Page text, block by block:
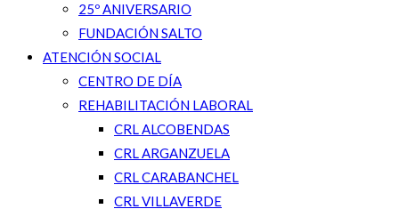
25º ANIVERSARIO
FUNDACIÓN SALTO
ATENCIÓN SOCIAL
CENTRO DE DÍA
REHABILITACIÓN LABORAL
CRL ALCOBENDAS
CRL ARGANZUELA
CRL CARABANCHEL
CRL VILLAVERDE